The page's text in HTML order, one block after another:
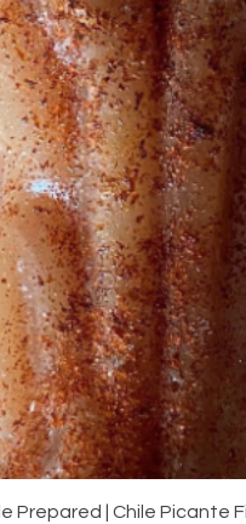
Prepared | Chile Picante